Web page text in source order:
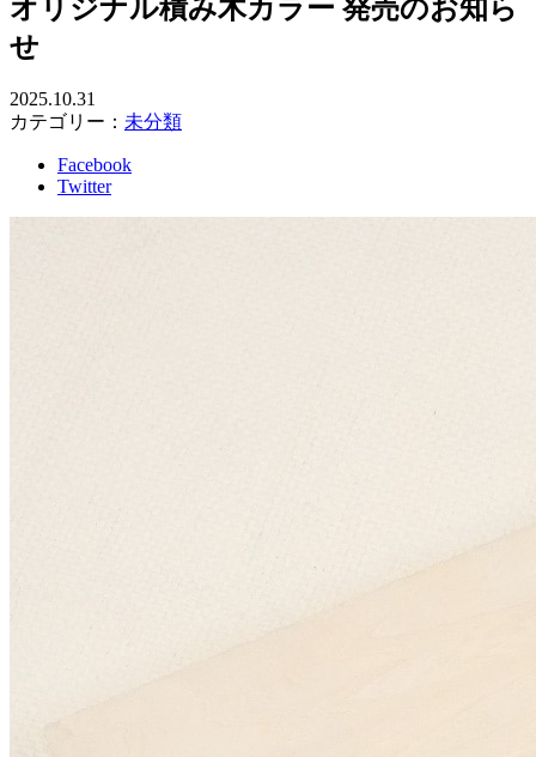
オリジナル積み木カラー 発売のお知ら
せ
2025.10.31
カテゴリー： 未分類
Facebook
Twitter